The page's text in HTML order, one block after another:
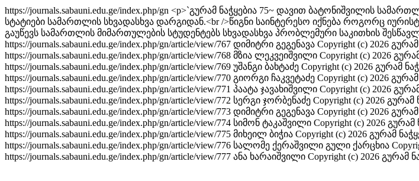
https://journals.sabauni.edu.ge/index.php/gn <p>`გურამ ნაჭყებია 75~ დავით ბატონიშვილის
სტატიები სამართლის სხვადასხვა დარგიდან.<br />წიგნი საინტერესო იქნება როგორც
გაუწევს სამართლის მიმართულების სტუდენტებს სხვადასხვა პრობლემური საკითხის
https://journals.sabauni.edu.ge/index.php/gn/article/view/767 დიმიტრი გეგენავა Copyright (c) 2026
https://journals.sabauni.edu.ge/index.php/gn/article/view/768 მზია ლეკვეიშვილი Copyright (c) 2026
https://journals.sabauni.edu.ge/index.php/gn/article/view/769 უშანგი ბახტაძე Copyright (c) 2026 გურამ
https://journals.sabauni.edu.ge/index.php/gn/article/view/770 გიორგი ჩაკვეტაძე Copyright (c) 2026
https://journals.sabauni.edu.ge/index.php/gn/article/view/771 პაატა ჯავახიშვილი Copyright (c) 2026
https://journals.sabauni.edu.ge/index.php/gn/article/view/772 სერგი ჯორბენაძე Copyright (c) 2026 გურამ
https://journals.sabauni.edu.ge/index.php/gn/article/view/773 დიმიტრი გეგენავა Copyright (c) 2026
https://journals.sabauni.edu.ge/index.php/gn/article/view/774 სიმონ ტაკაშვილი Copyright (c) 2026 გურამ
https://journals.sabauni.edu.ge/index.php/gn/article/view/775 მიხეილ ბიჭია Copyright (c) 2026 გურამ
https://journals.sabauni.edu.ge/index.php/gn/article/view/776 სალომე ქერაშვილი გული ქარცხია
https://journals.sabauni.edu.ge/index.php/gn/article/view/777 ანა ხარაიშვილი Copyright (c) 2026 გურამ